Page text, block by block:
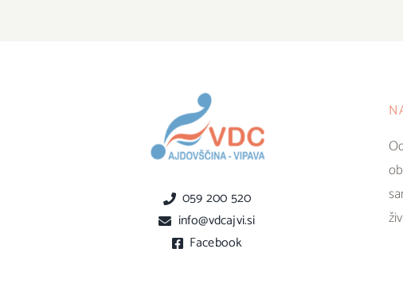
059 200 520
info@vdcajvi.si
Facebook